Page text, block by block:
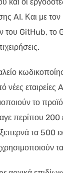
AI. Και με
GitHub, το
νέες
το
περίπου
τα 500